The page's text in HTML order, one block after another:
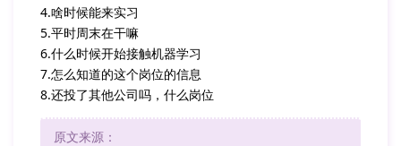
4.啥时候能来实习
5.平时周末在干嘛
6.什么时候开始接触机器学习
7.怎么知道的这个岗位的信息
8.还投了其他公司吗，什么岗位
原文来源：